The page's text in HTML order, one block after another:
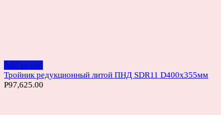
Add to cart
Тройник редукционный литой ПНД SDR11 D400х355мм
Р97,625.00